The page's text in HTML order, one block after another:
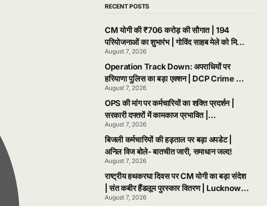
RECENT POSTS
CM योगी की ₹706 करोड़ की सौगात | 194
परियोजनाओं का शुभारंभ | गोविंद साहब मेले को मिला
नया स्वरूप
August 7, 2026
Operation Track Down: अपराधियों पर
हरियाणा पुलिस का बड़ा एक्शन | DCP Crime का
बड़ा ऐलान
August 7, 2026
OPS की मांग पर कर्मचारियों का शक्ति प्रदर्शन |
सरकारी दफ्तरों में कामकाज प्रभावित |
Chandigarh News
August 7, 2026
बिजली कर्मचारियों की हड़ताल पर बड़ा अपडेट |
अनिल विज बोले- बातचीत जारी, समाधान जल्द!
August 7, 2026
राष्ट्रीय हथकरघा दिवस पर CM योगी का बड़ा संदेश
| संत कबीर हैंडलूम पुरस्कार वितरण | Lucknow
News
August 7, 2026